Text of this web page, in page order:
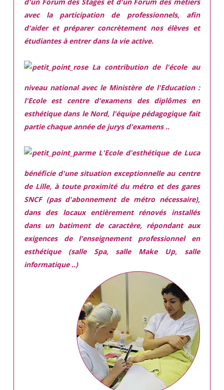
avec la participation de professionnels, afin
d'aider et préparer concrètement nos élèves et
étudiantes à entrer dans la vie active.
La contribution de l'école au
niveau national avec le Ministère de l'Education :
l'Ecole est centre d'examens des diplômes en
esthétique dans le Nord, l'équipe pédagogique fait
partie chaque année de jurys d'examens ..
L'Ecole d'esthétique de Luca
bénéficie d'une situation exceptionnelleau centre
de Lille, à toute proximité du métro et des gares
SNCF (pas d'abonnement de métro nécessaire),
dans des locaux entièrement rénovés installés
dans un batiment de caractère, répondant aux
exigencesde l'enseignement professionnel en
esthétique (salle Spa, salle Make Up, salle
informatique ..)